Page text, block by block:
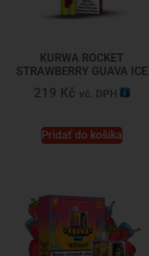
KURWA ROCKET
STRAWBERRY GUAVA ICE
219 Kč vč. DPH
Pridať do košíka